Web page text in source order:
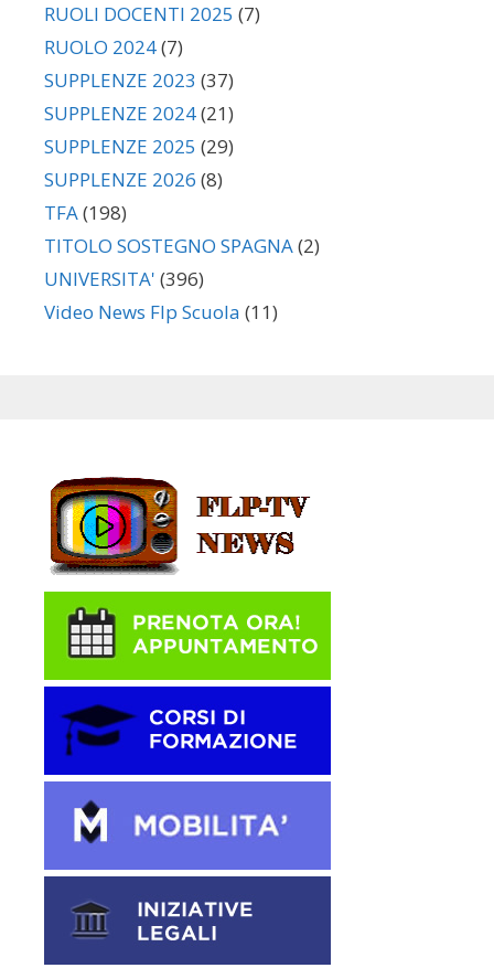
RUOLI DOCENTI 2025 (7)
RUOLO 2024(7)
SUPPLENZE 2023 (37)
SUPPLENZE 2024(21)
SUPPLENZE 2025 (29)
SUPPLENZE 2026 (8)
TFA(198)
TITOLO SOSTEGNO SPAGNA(2)
UNIVERSITA' (396)
Video News Flp Scuola (11)